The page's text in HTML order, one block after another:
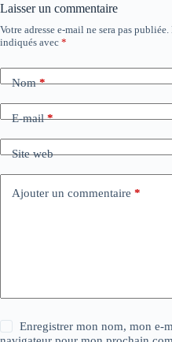
Laisser un commentaire
Votre adresse e-mail ne sera pas publiée.
indiqués avec *
Nom*
E-mail*
Site web
Ajouter un commentaire *
Enregistrer mon nom, mon e-
A
l
r
n
v
e